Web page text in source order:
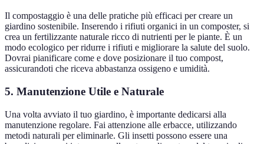
Il compostaggio è una delle pratiche più efficaci per creare un
giardino sostenibile. Inserendo i rifiuti organici in un composter, si
crea un fertilizzante naturale ricco di nutrienti per le piante. È un
modo ecologico per ridurre i rifiuti e migliorare la salute del suolo.
Dovrai pianificare come e dove posizionare il tuo compost,
assicurandoti che riceva abbastanza ossigeno e umidità.
5. Manutenzione Utile e Naturale
Una volta avviato il tuo giardino, è importante dedicarsi alla
manutenzione regolare. Fai attenzione alle erbacce, utilizzando
metodi naturali per eliminarle. Gli insetti possono essere una